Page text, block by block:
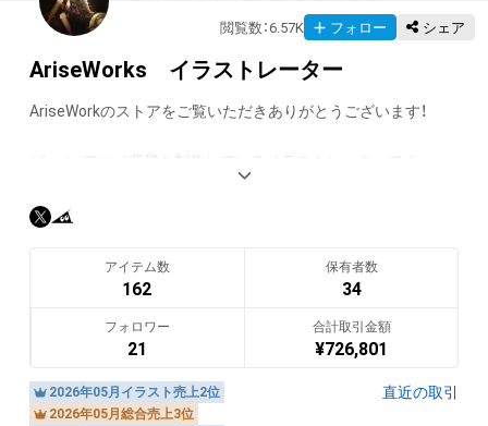
閲覧数 ：6.57K フォロー シェア
AriseWorks イラストレーター
AriseWorkのストアをご覧いただきありがとうございます！
ゲーム・アニメ背景を制作しているイラストレーターです。
twitterに制作過程の方あげています。
ては大変申し訳ないと存じますので、ご入札の参考にしていた
SUZURI
アイテム数
162
保有者数
34
フォロワー
21
合計取引金額
¥726,801
2026年05月イラスト売上2位
2026年05月総合売上3位
直近の取引